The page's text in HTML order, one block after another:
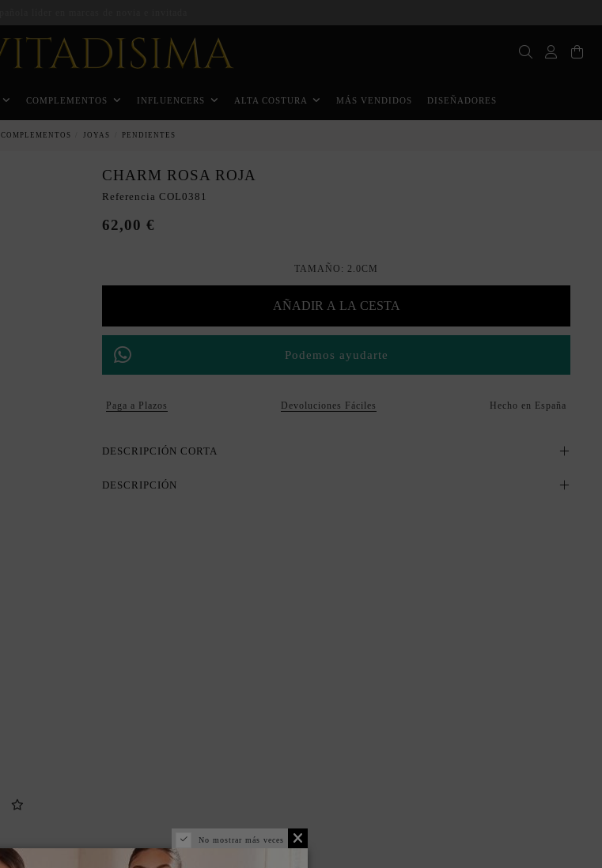
COMPLEMENTOS INFLUENCERS ALTA COSTURA MÁS VENDIDOS DISEÑADORES
COMPLEMENTOS JOYAS PENDIENTES
CHARM ROSA ROJA
Referencia COL0381
62,00 €
TAMAÑO: 2.0CM
AÑADIR A LA CESTA
Podemos ayudarte
Paga a Plazos Devoluciones Fáciles Hecho en España
DESCRIPCIÓN CORTA
DESCRIPCIÓN
No mostrar más veces